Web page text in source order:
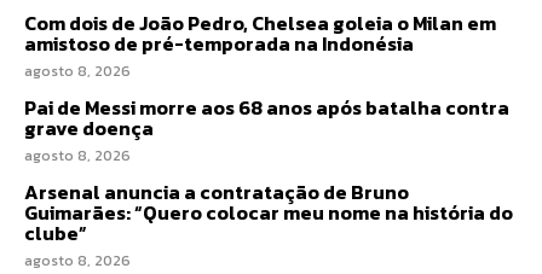
Com dois de João Pedro, Chelsea goleia o Milan em
amistoso de pré-temporada na Indonésia
agosto 8, 2026
Pai de Messi morre aos 68 anos após batalha contra
grave doença
agosto 8, 2026
Arsenal anuncia a contratação de Bruno
Guimarães: “Quero colocar meu nome na história do
clube”
agosto 8, 2026